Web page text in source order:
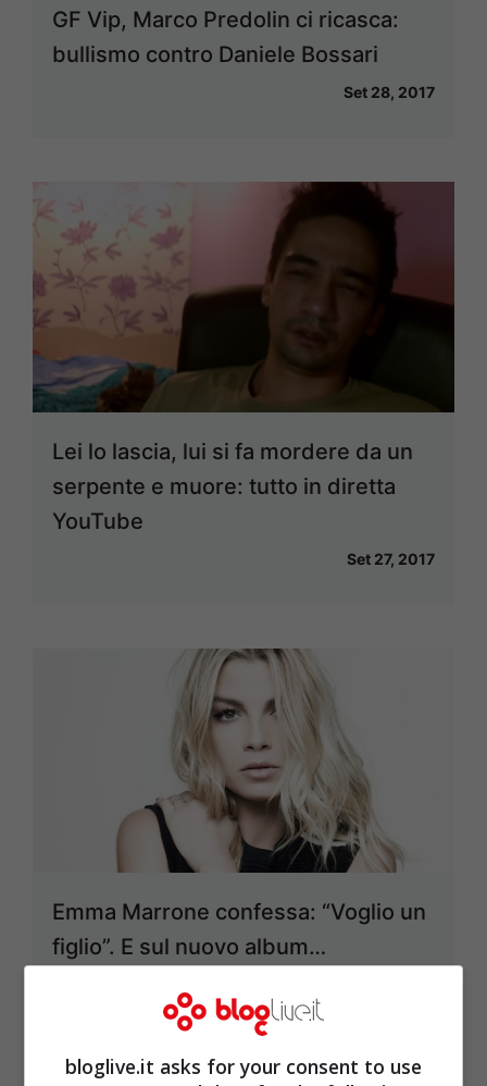
GF Vip, Marco Predolin ci ricasca:
bullismo contro Daniele Bossari
Set 28, 2017
Lei lo lascia, lui si fa mordere da un
serpente e muore: tutto in diretta
YouTube
Set 27, 2017
Emma Marrone confessa: “Voglio un
figlio”. E sul nuovo album…
bloglive.it asks for your consent to use